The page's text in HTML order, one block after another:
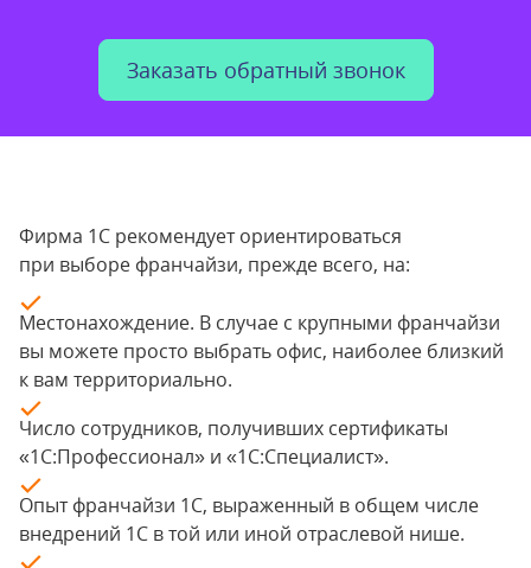
Заказать обратный звонок
Фирма 1С рекомендует ориентироваться
при выборе франчайзи, прежде всего, на:
Местонахождение. В случае с крупными франчайзи
вы можете просто выбрать офис, наиболее близкий
к вам территориально.
Число сотрудников, получивших сертификаты
«1С:Профессионал» и «1С:Специалист».
Опыт франчайзи 1С, выраженный в общем числе
внедрений 1С в той или иной отраслевой нише.